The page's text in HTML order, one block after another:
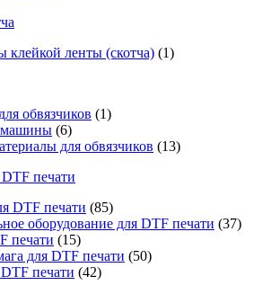
клейкой ленты (скотча) (1)
обвязчиков (1)
машины (6)
для обвязчиков (13)
печати
DTF печати (85)
оборудование для DTF печати (37)
печати (15)
для DTF печати (50)
печати (42)